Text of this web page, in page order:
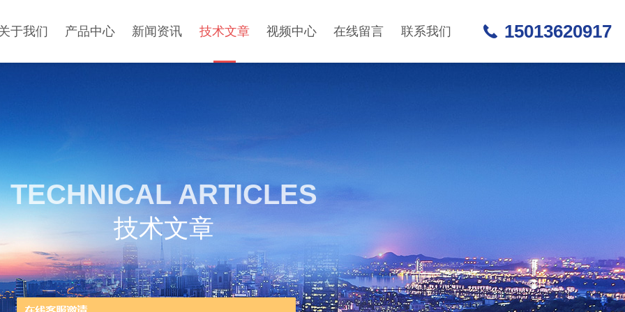
于我们 产品中心 新闻资讯 技术文章 视频中心 在线留言 联系我们 15013620917
TECHNICAL ARTICLES
技术文章